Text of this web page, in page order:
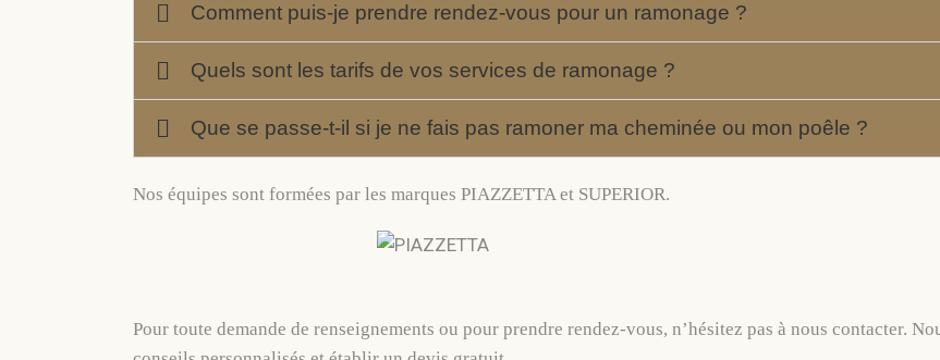
Comment puis-je prendre rendez-vous pour un ramonage ?
Quels sont les tarifs de vos services de ramonage ?
Que se passe-t-il si je ne fais pas ramoner ma cheminée ou mon poêle ?
Nos équipes sont formées par les marques PIAZZETTA et SUPERIOR.
Pour toute demande de renseignements ou pour prendre rendez-vous, n’hésitez pas à nous contacter.